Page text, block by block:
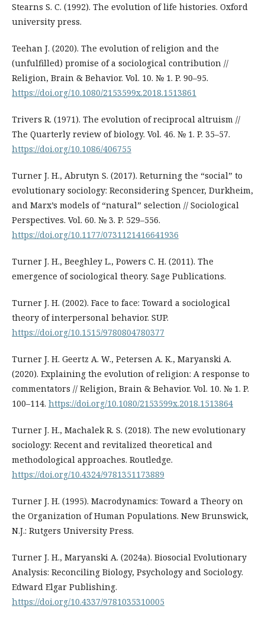
Stearns S. C. (1992). The evolution of life histories. Oxford
university press.
Teehan J. (2020). The evolution of religion and the
(unfulfilled) promise of a sociological contribution //
Religion, Brain & Behavior. Vol. 10. № 1. P. 90–95.
https://doi.org/10.1080/2153599x.2018.1513861
Trivers R. (1971). The evolution of reciprocal altruism //
The Quarterly review of biology. Vol. 46. № 1. P. 35–57.
https://doi.org/10.1086/406755
Turner J. H., Abrutyn S. (2017). Returning the “social” to
evolutionary sociology: Reconsidering Spencer, Durkheim,
and Marx’s models of “natural” selection // Sociological
Perspectives. Vol. 60. № 3. P. 529–556.
https://doi.org/10.1177/0731121416641936
Turner J. H., Beeghley L., Powers C. H. (2011). The
emergence of sociological theory. Sage Publications.
Turner J. H. (2002). Face to face: Toward a sociological
theory of interpersonal behavior. SUP.
https://doi.org/10.1515/9780804780377
Turner J. H. Geertz A. W., Petersen A. K., Maryanski A.
(2020). Explaining the evolution of religion: A response to
commentators // Religion, Brain & Behavior. Vol. 10. № 1. P.
100–114. https://doi.org/10.1080/2153599x.2018.1513864
Turner J. H., Machalek R. S. (2018). The new evolutionary
sociology: Recent and revitalized theoretical and
methodological approaches. Routledge.
https://doi.org/10.4324/9781351173889
Turner J. H. (1995). Macrodynamics: Toward a Theory on
the Organization of Human Populations. New Brunswick,
N.J.: Rutgers University Press.
Turner J. H., Maryanski A. (2024a). Biosocial Evolutionary
Analysis: Reconciling Biology, Psychology and Sociology.
Edward Elgar Publishing.
https://doi.org/10.4337/9781035310005